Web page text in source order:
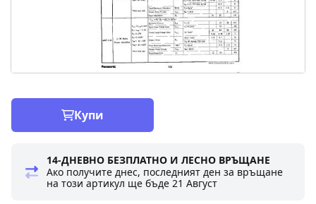
Купи
14-ДНЕВНО БЕЗПЛАТНО И ЛЕСНО ВРЪЩАНЕ
Ако получите днес, последният ден за връщане
на този артикул ще бъде21 Август